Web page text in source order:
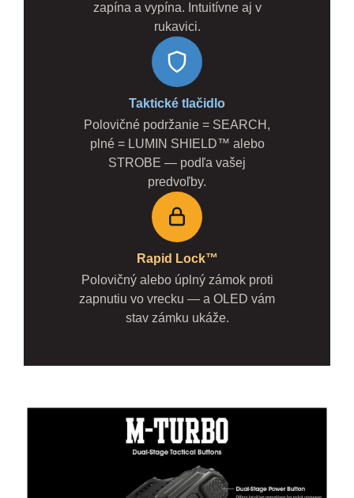
zapína a vypína. Intuitívne aj v
rukavici.
Taktické tlačidlo
Polovičné podržanie = SEARCH,
plné = LUMIN SHIELD™ alebo
STROBE — podľa vašej
predvoľby.
Rapid Lock™
Polovičný alebo úplný zámok proti
zapnutiu vo vrecku — a OLED vám
stav zámku ukáže.